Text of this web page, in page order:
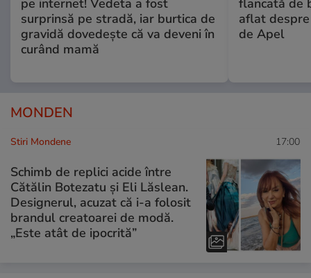
pe internet! Vedeta a fost
surprinsă pe stradă, iar burtica de
gravidă dovedește că va deveni în
curând mamă
flancată de
aflat
de Apel
MONDEN
Stiri Mondene 17:00
Schimb de replici acide între
Cătălin Botezatu și Eli Lăslean.
Designerul, acuzat că i-a folosit
brandul creatoarei de modă.
„Este atât de ipocrită”